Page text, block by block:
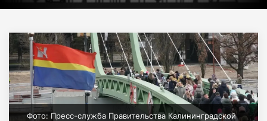
Фото: Пресс-служба Правительства Калининградской